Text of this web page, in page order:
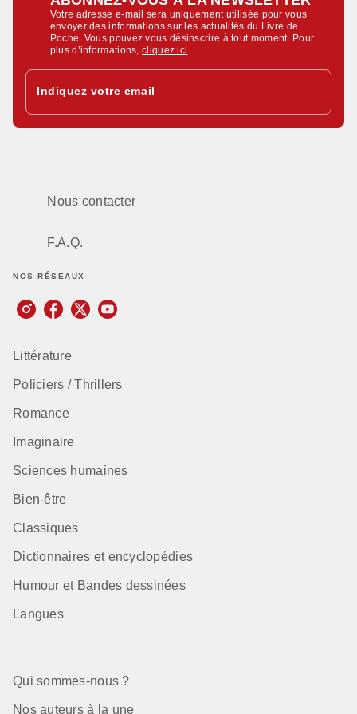
Votre adresse e-mail sera uniquement utilisée pour vous
envoyer des informations sur les actualités du Livre de
Poche. Vous pouvez vous désinscrire à tout moment. Pour
plus d’informations,cliquez ici
Indiquez votre email
Nous contacter
F.A.Q.
NOS RÉSEAUX
Littérature
Policiers / Thrillers
Romance
Imaginaire
Sciences humaines
Bien-être
Classiques
Dictionnaires et encyclopédies
Humour et Bandes dessinées
Langues
Qui sommes-nous ?
Nos auteurs à la une